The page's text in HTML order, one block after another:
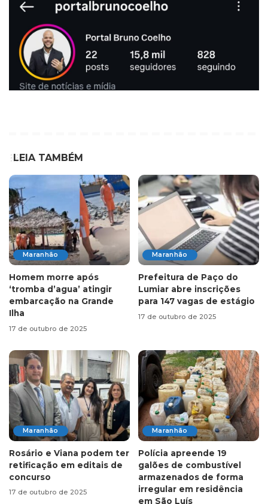
LEIA TAMBÉM
Maranhão
Homem morre após
‘tromba d’agua’ atingir
embarcação na Grande
Ilha
17 de outubro de 2025
Maranhão
Prefeitura de Paço do
Lumiar abre inscrições
para 147 vagas de estágio
17 de outubro de 2025
Maranhão
Rosário e Viana podem ter
retificação em editais de
concurso
17 de outubro de 2025
Maranhão
Polícia apreende 19
galões de combustível
armazenados de forma
irregular em residência
em São Luís